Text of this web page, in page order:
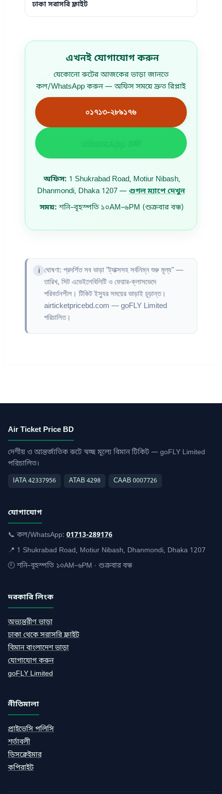
ঢাকা সরাসরি ফ্লাইট
এখনই যোগাযোগ করুন
যেকোনো রুটের আজকের ভাড়া জানতে
কল/WhatsApp করুন — অফিস সময়ে দ্রুত রিপ্লাই
০১৭১৩-২৮৯১৭৬
WhatsApp কোট
অফিস: 1 Shukrabad Road, Motiur Nibash,
Dhanmondi, Dhaka 1207 — গুগল ম্যাপে দেখুন
সময়: শনি–বৃহস্পতি ১০AM–৬PM (শুক্রবার বন্ধ)
ঘোষণা: প্রদর্শিত সব ভাড়া "ট্যাক্সসহ সর্বনিম্ন শুরু মূল্য" —
তারিখ, সিট এভেইলেবিলিটি ও ফেয়ার-ক্লাসভেদে
পরিবর্তনশীল। টিকিট ইস্যুর সময়ের ভাড়াই চূড়ান্ত।
airticketpricebd.com — goFLY Limited
পরিচালিত।
Air Ticket Price BD
দেশীয় ও আন্তর্জাতিক রুটে স্বচ্ছ মূল্যে বিমান টিকিট — goFLY Limited
পরিচালিত।
IATA 42337956 ATAB 4298 CAAB 0007726
যোগাযোগ
📞 কল/WhatsApp: 01713-289176
📍 1 Shukrabad Road, Motiur Nibash, Dhanmondi, Dhaka 1207
🕘 শনি–বৃহস্পতি ১০AM–৬PM · শুক্রবার বন্ধ
দরকারি লিংক
অভ্যন্তরীণ ভাড়া
ঢাকা থেকে সরাসরি ফ্লাইট
বিমান বাংলাদেশ ভাড়া
যোগাযোগ করুন
goFLY Limited
নীতিমালা
প্রাইভেসি পলিসি
শর্তাবলী
ডিসক্লেইমার
কপিরাইট